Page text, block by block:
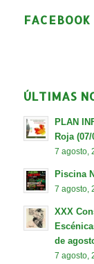
ÚLTIMAS
PLAN
Roja (07/
7 agosto,
Piscina
7 agosto,
XXX
de
7 agosto,